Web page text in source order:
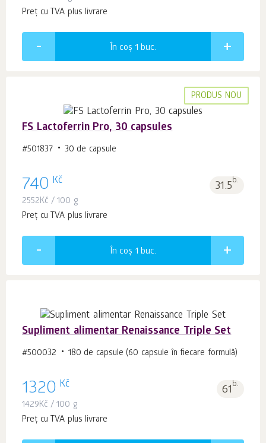
Preț cu TVA plus livrare
În coș 1 buc.
PRODUS NOU
FS Lactoferrin Pro, 30 capsules
#501837 30 de capsule
740 Kč 31.5b.
2552Kč / 100 g
Preț cu TVA plus livrare
În coș 1 buc.
Supliment alimentar Renaissance Triple Set
#500032 180 de capsule (60 capsule în fiecare formulă)
1320 Kč 61b.
1429Kč / 100 g
Preț cu TVA plus livrare